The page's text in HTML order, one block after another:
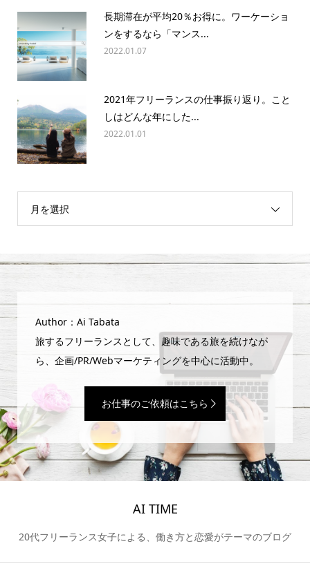
長期滞在が平均20％お得に。ワーケーショ
ンをするなら「マンス...
2022.01.07
2021年フリーランスの仕事振り返り。こと
しはどんな年にした...
2022.01.01
月を選択
Author：Ai Tabata
旅するフリーランスとして、趣味である旅を続けなが
ら、企画/PR/Webマーケティングを中心に活動中。
お仕事のご依頼はこちら
AI TIME
20代フリーランス女子による、働き方と恋愛がテーマのブログ